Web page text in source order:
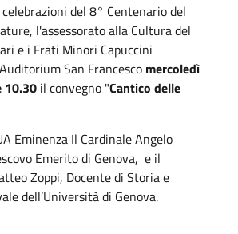
del 8° Centenario del
l'assessorato alla Cultura del
e i Frati Minori Capuccini
San Francesco mercoledì
10.30 il convegno "Cantico delle
Eminenza Il Cardinale Angelo
Emerito di Genova, e il
Zoppi, Docente di Storia e
dell’Università di Genova.